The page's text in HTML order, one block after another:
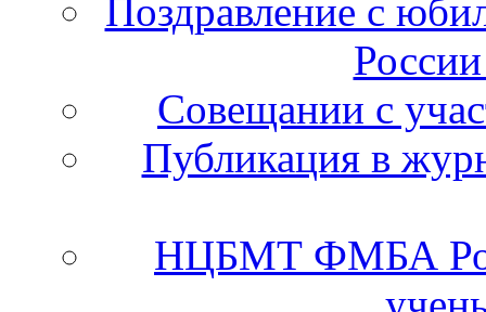
Поздравление с
Cовещании с
Публикация в
НЦБМТ ФМБА